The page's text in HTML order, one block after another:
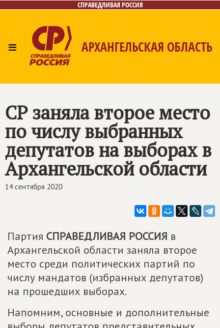
СПРАВЕДЛИВАЯ РОССИЯ
≡ АРХАНГЕЛЬСКАЯ ОБЛАСТЬ
СР заняла второе место
по числу выбранных
депутатов на выборах в
Архангельской области
14 сентября 2020
Партия СПРАВЕДЛИВАЯ РОССИЯ в
Архангельской области заняла второе
место среди политических партий по
числу мандатов (избранных депутатов)
на прошедших выборах.
Напомним, основные и дополнительные